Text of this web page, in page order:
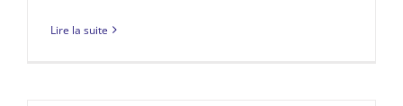
Lire la suite